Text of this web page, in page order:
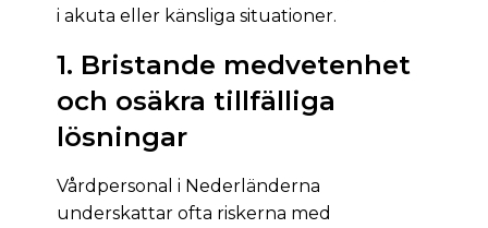
i akuta eller känsliga situationer.
1. Bristande medvetenhet
och osäkra tillfälliga
lösningar
Vårdpersonal i Nederländerna
underskattar ofta riskerna med